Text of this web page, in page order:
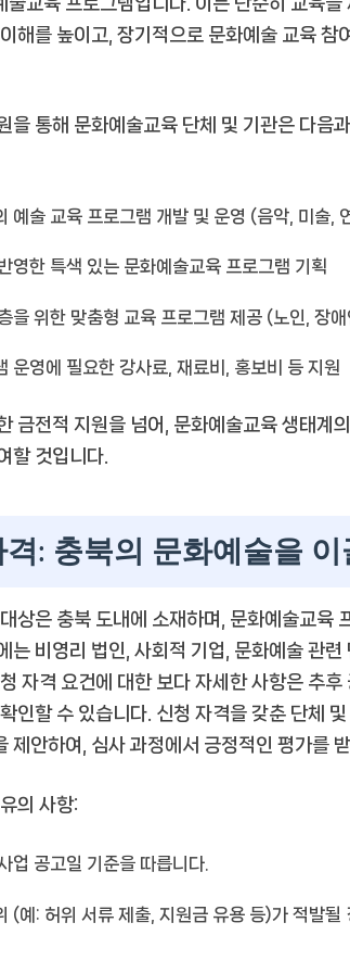
해를 높이고, 장기적으로 문화예술 교육 참
을 통해 문화예술교육 단체 및 기관은 다음
예술 교육 프로그램 개발 및 운영 (음악, 미술,
영한 특색 있는 문화예술교육 프로그램 기획
을 위한 맞춤형 교육 프로그램 제공 (노인, 장
운영에 필요한 강사료, 재료비, 홍보비 등 지원
금전적 지원을 넘어, 문화예술교육 생태계
할 것입니다.
: 충북의 문화예술을 이
상은 충북 도내에 소재하며, 문화예술교육
는 비영리 법인, 사회적 기업, 문화예술 관
자격 요건에 대한 보다 자세한 사항은 추
인할 수 있습니다. 신청 자격을 갖춘 단체
제안하여, 심사 과정에서 긍정적인 평가를
의 사항:
업 공고일 기준을 따릅니다.
(예: 허위 서류 제출, 지원금 유용 등)가 적발될